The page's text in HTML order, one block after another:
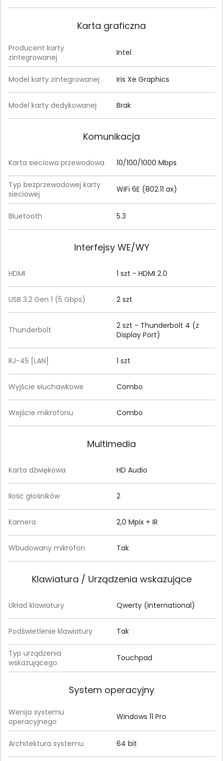
Karta graficzna
Producent karty
zintegrowanej
Intel
Model karty zintegrowanej Iris Xe Graphics
Model karty dedykowanej Brak
Komunikacja
Karta sieciowa przewodowa 10/100/1000 Mbps
Typ bezprzewodowej karty
sieciowej
WiFi 6E (802.11 ax)
Bluetooth 5.3
Interfejsy WE/WY
HDMI 1 szt - HDMI 2.0
USB 3.2 Gen 1 (5 Gbps) 2 szt
Thunderbolt
2 szt - Thunderbolt 4 (z
Display Port)
RJ-45 [LAN] 1 szt
Wyjście słuchawkowe Combo
Wejście mikrofonu Combo
Multimedia
Karta dźwiękowa HD Audio
Ilość głośników 2
Kamera 2,0 Mpix + IR
Wbudowany mikrofon Tak
Klawiatura / Urządzenia wskazujące
Układ klawiatury Qwerty (International)
Podświetlenie klawiatury Tak
Typ urządzenia
wskazującego
Touchpad
System operacyjny
Wersja systemu
operacyjnego
Windows 11 Pro
Architektura systemu 64 bit